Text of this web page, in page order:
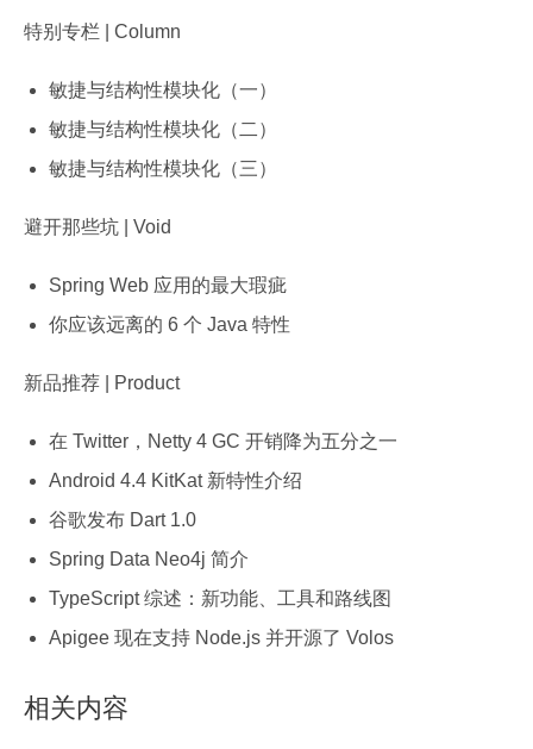
特别专栏 | Column
敏捷与结构性模块化（一）
敏捷与结构性模块化（二）
敏捷与结构性模块化（三）
避开那些坑 | Void
Spring Web 应用的最大瑕疵
你应该远离的 6 个 Java 特性
新品推荐 | Product
在 Twitter，Netty 4 GC 开销降为五分之一
Android 4.4 KitKat 新特性介绍
谷歌发布 Dart 1.0
Spring Data Neo4j 简介
TypeScript 综述：新功能、工具和路线图
Apigee 现在支持 Node.js 并开源了 Volos
相关内容